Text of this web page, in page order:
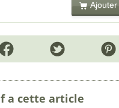
Ajouter
a cette article